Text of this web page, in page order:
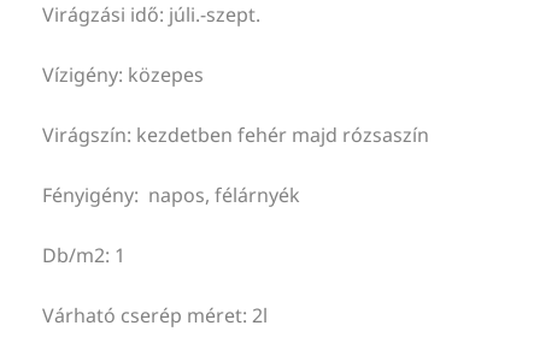
Virágzási idő: júli.-szept.
Vízigény: közepes
Virágszín: kezdetben fehér majd rózsaszín
Fényigény: napos, félárnyék
Db/m2: 1
Várható cserép méret: 2l